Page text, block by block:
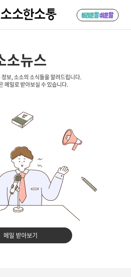
소뉴스
보, 소소의 소식들을 알려드립니다.
메일로 받아보실 수 있습니다.
메일 받아보기